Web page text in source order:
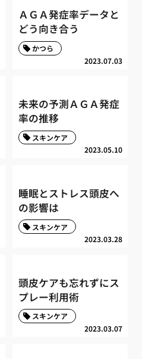
ＡＧＡ発症率データと
どう向き合う
2023.07.03
かつら
未来の予測ＡＧＡ発症
率の推移
2023.05.10
スキンケア
睡眠とストレス頭皮へ
の影響は
2023.03.28
スキンケア
頭皮ケアも忘れずにス
プレー利用術
2023.03.07
スキンケア